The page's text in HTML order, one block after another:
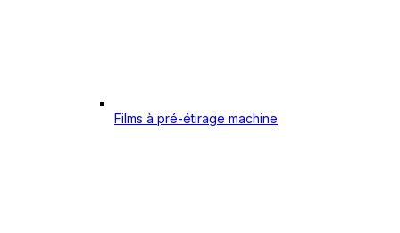
Films à pré-étirage machine